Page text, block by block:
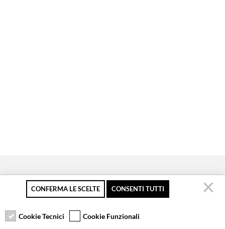
Pagamento sicuro
Resi gratuiti fino a 30
Servizio clienti
CONFERMA LE SCELTE CONSENTI TUTTI
Cookie Tecnici Cookie Funzionali